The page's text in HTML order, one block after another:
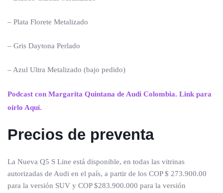
– Plata Florete Metalizado
– Gris Daytona Perlado
– Azul Ultra Metalizado (bajo pedido)
Podcast con Margarita Quintana de Audi Colombia. Link para
oírlo Aquí.
Precios de preventa
La Nueva Q5 S Line está disponible, en todas las vitrinas
autorizadas de Audi en el país, a partir de los COP $ 273.900.00
para la versión SUV y COP $283.900.000 para la versión